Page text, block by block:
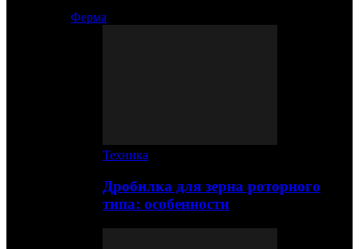
Ферма
Техника
Дробилка для зерна роторного
типа: особенности